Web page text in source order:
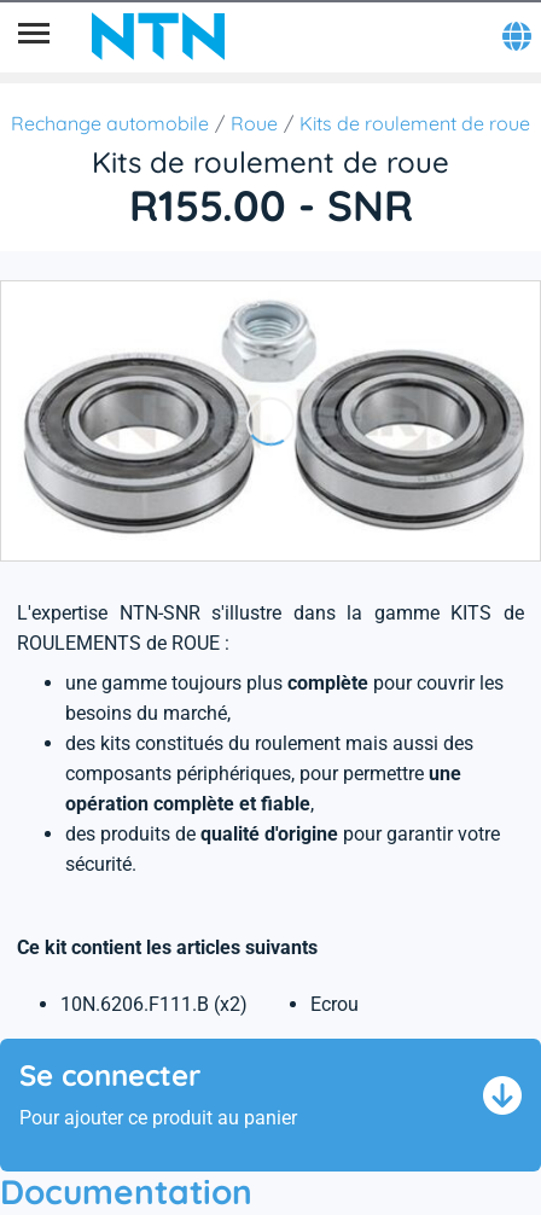
Rechange automobile Roue Kits de roulement de roue
Kits de roulement de roue
R155.00 - SNR
L'expertise NTN-SNR s'illustre dans la gamme KITS de
ROULEMENTS de ROUE :
une gamme toujours plus complète pour couvrir les
besoins du marché,
des kits constitués du roulement mais aussi des
composants périphériques, pour permettre une
opération complète et fiable,
des produits de qualité d'origine pour garantir votre
sécurité.
Ce kit contient les articles suivants
10N.6206.F111.B (x2) Ecrou
Se connecter
Pour ajouter ce produit au panier
Documentation